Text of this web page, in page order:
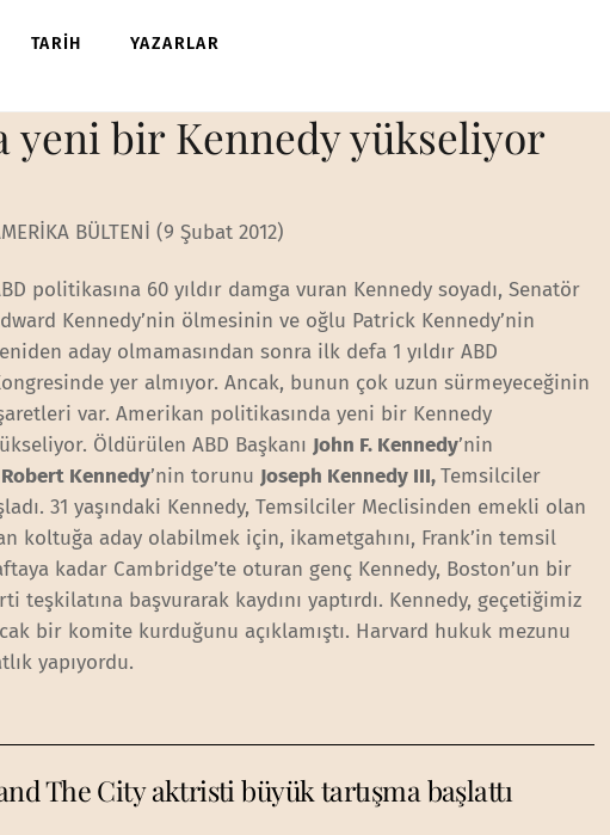
TARİH YAZARLAR
yeni bir Kennedy yükseliyor
BÜLTENİ (9 Şubat 2012)
politikasına 60 yıldır damga vuran Kennedy soyadı, Senatör
Kennedy’nin ölmesinin ve oğlu Patrick Kennedy’nin
aday olmamasından sonra ilk defa 1 yıldır ABD
yer almıyor. Ancak, bunun çok uzun sürmeyeceğinin
var. Amerikan politikasında yeni bir Kennedy
Öldürülen ABD Başkanı John F. Kennedy’nin
Robert Kennedy’nin torunu Joseph Kennedy III,Temsilciler
31 yaşındaki Kennedy, Temsilciler Meclisinden emekli olan
koltuğa aday olabilmek için, ikametgahını, Frank’in temsil
kadar Cambridge’te oturan genç Kennedy, Boston’un bir
teşkilatına başvurarak kaydını yaptırdı. Kennedy, geçetiğimiz
bir komite kurduğunu açıklamıştı. Harvard hukuk mezunu
yapıyordu.
The City aktristi büyük tartışma başlattı